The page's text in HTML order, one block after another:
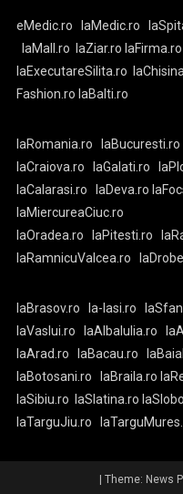
eMedic.ro laMedic.ro
laMall.ro
laZiar.ro laFirma.ro
laExecutareSilita.ro
Fashion.ro laBalti.ro
laRomania.ro laBucuresti.ro
laCraiova.ro
laGalati.ro
laCalarasi.ro
laDeva.ro
laMiercureaCiuc.ro
laOradea.ro
laPitesti.ro
laRamnicuValcea.ro
laBrasov.ro la-Iasi.ro
laVaslui.ro
laAlbaIulia.ro
laArad.ro
laBacau.ro
laBotosani.ro
laBraila.ro
laSibiu.ro
laSlatina.ro
laTarguJiu.ro
Theme: News